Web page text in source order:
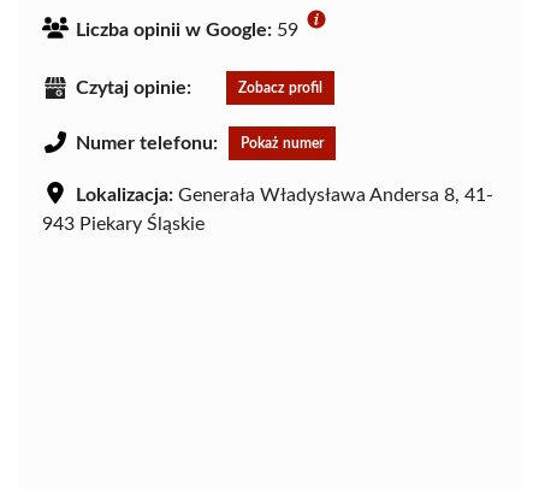
Liczba opinii w Google: 59
Czytaj opinie: Zobacz profil
Numer telefonu: Pokaż numer
Lokalizacja: Generała Władysława Andersa 8, 41-
943 Piekary Śląskie